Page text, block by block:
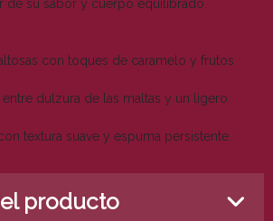
de su sabor y cuerpo equilibrado.
con toques de caramelo y frutos
dulzura de las maltas y un ligero
textura suave y espuma persistente.
producto